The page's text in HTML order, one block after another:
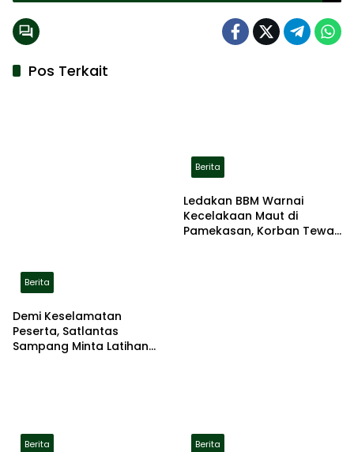
Pos Terkait
Berita
Demi Keselamatan
Peserta, Satlantas
Sampang Minta Latihan
Berita
Ledakan BBM Warnai
Kecelakaan Maut di
Pamekasan, Korban Tewas
Berita Berita